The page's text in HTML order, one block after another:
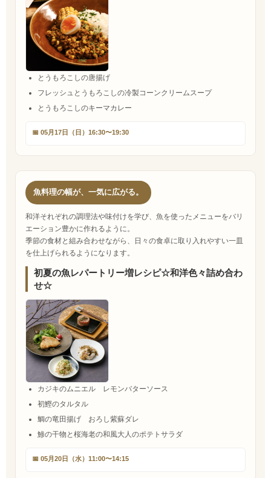
とうもろこしの唐揚げ
フレッシュとうもろこしの冷製コーンクリームスープ
とうもろこしのキーマカレー
📅 05月17日（日）16:30〜19:30
魚料理の幅が、一気に広がる。
和洋それぞれの調理法や味付けを学び、魚を使ったメニューをバリ
エーション豊かに作れるように。
季節の食材と組み合わせながら、日々の食卓に取り入れやすい一皿
を仕上げられるようになります。
初夏の魚レパートリー増レシピ☆和洋色々詰め合わ
せ☆
カジキのムニエル レモンバターソース
初鰹のタルタル
鯛の竜田揚げ おろし紫蘇ダレ
鯵の干物と桜海老の和風大人のポテトサラダ
📅 05月20日（水）11:00〜14:15